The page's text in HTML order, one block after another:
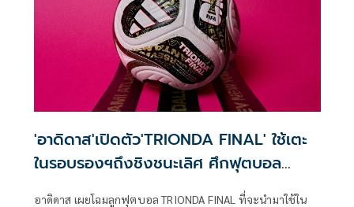
แบบเอ็กซ์คลูซีฟใน
'อาดิดาส'เปิดตัว'TRIONDA FINAL' ใช้เตะ
ในรอบรองฯถึงชิงชนะเลิศ ศึกฟุตบอล
อาดิดาส เผยโฉมลูกฟุตบอล TRIONDA FINAL ที่จะนำมาใช้ใน